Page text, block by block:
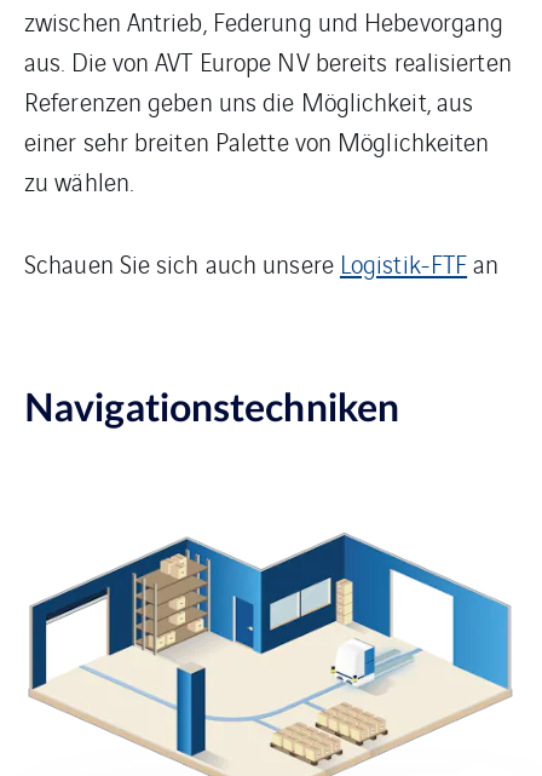
zwischen Antrieb, Federung und Hebevorgang
aus. Die von AVT Europe NV bereits realisierten
Referenzen geben uns die Möglichkeit, aus
einer sehr breiten Palette von Möglichkeiten
zu wählen.
Schauen Sie sich auch unsere Logistik-FTFan
Navigationstechniken